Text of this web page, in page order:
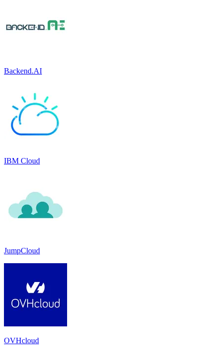
Backend.AI
IBM Cloud
JumpCloud
OVHcloud